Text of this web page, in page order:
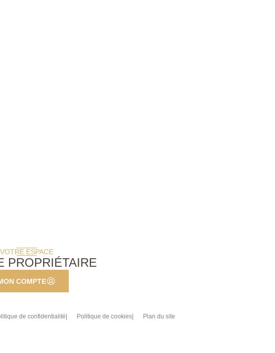
VOTRE ESPACE
PROPRIÉTAIRE
COMPTE
de confidentialité Politique de cookies
Plan du site